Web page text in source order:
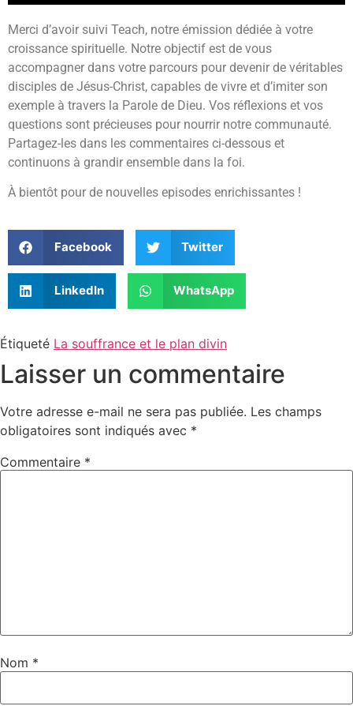
Merci d’avoir suivi Teach, notre émission dédiée à votre
croissance spirituelle. Notre objectif est de vous
accompagner dans votre parcours pour devenir de véritables
disciples de Jésus-Christ, capables de vivre et d’imiter son
exemple à travers la Parole de Dieu. Vos réflexions et vos
questions sont précieuses pour nourrir notre communauté.
Partagez-les dans les commentaires ci-dessous et
continuons à grandir ensemble dans la foi.
À bientôt pour de nouvelles episodes enrichissantes !
Facebook Twitter
LinkedIn WhatsApp
Étiqueté La souffrance et le plan divin
Laisser un commentaire
Votre adresse e-mail ne sera pas publiée. Les champs
obligatoires sont indiqués avec *
Commentaire *
Nom *